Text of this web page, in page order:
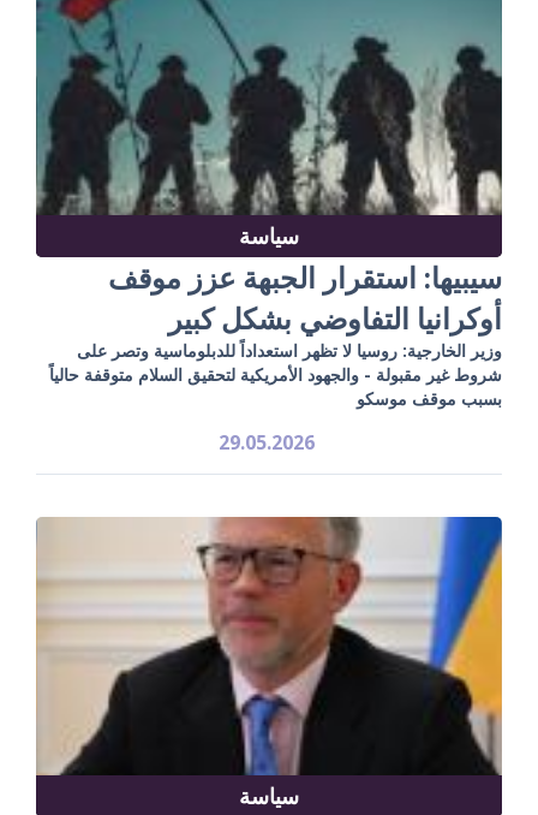
سياسة
سيبيها: استقرار الجبهة عزز موقف
أوكرانيا التفاوضي بشكل كبير
وزير الخارجية: روسيا لا تظهر استعداداً للدبلوماسية وتصر على
شروط غير مقبولة - والجهود الأمريكية لتحقيق السلام متوقفة حالياً
بسبب موقف موسكو
29.05.2026
سياسة